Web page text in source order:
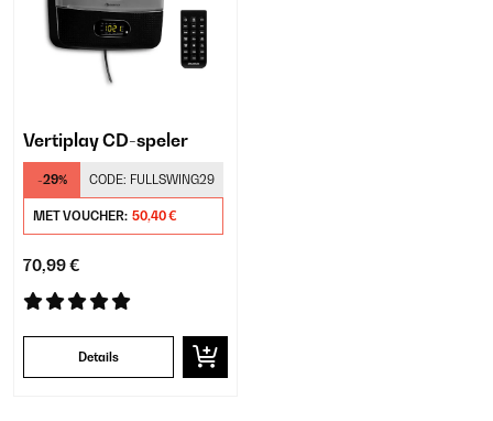
Vertiplay CD-speler
-29% CODE: FULLSWING29
MET VOUCHER: 50,40 €
70,99 €
Details